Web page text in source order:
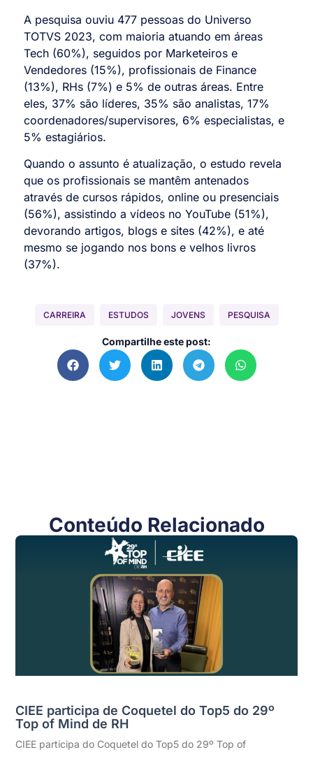
A pesquisa ouviu 477 pessoas do Universo
TOTVS 2023, com maioria atuando em áreas
Tech (60%), seguidos por Marketeiros e
Vendedores (15%), profissionais de Finance
(13%), RHs (7%) e 5% de outras áreas. Entre
eles, 37% são líderes, 35% são analistas, 17%
coordenadores/supervisores, 6% especialistas, e
5% estagiários.
Quando o assunto é atualização, o estudo revela
que os profissionais se mantêm antenados
através de cursos rápidos, online ou presenciais
(56%), assistindo a vídeos no YouTube (51%),
devorando artigos, blogs e sites (42%), e até
mesmo se jogando nos bons e velhos livros
(37%).
CARREIRA ESTUDOS JOVENS PESQUISA
Compartilhe este post:
Conteúdo Relacionado
CIEE participa de Coquetel do Top5 do 29º
Top of Mind de RH
CIEE participa do Coquetel do Top5 do 29º Top of